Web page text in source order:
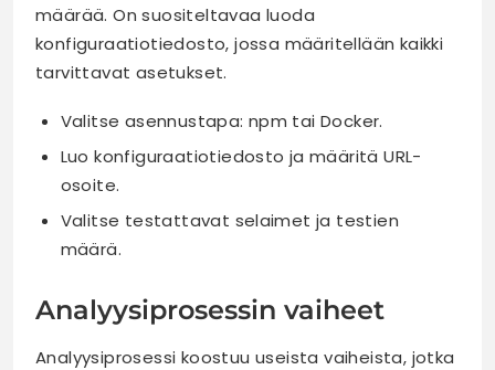
määrää. On suositeltavaa luoda
konfiguraatiotiedosto, jossa määritellään kaikki
tarvittavat asetukset.
Valitse asennustapa: npm tai Docker.
Luo konfiguraatiotiedosto ja määritä URL-
osoite.
Valitse testattavat selaimet ja testien
määrä.
Analyysiprosessin vaiheet
Analyysiprosessi koostuu useista vaiheista, jotka